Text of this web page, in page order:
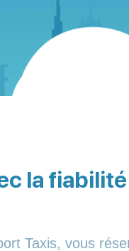
la fiabilité
Taxis, vous